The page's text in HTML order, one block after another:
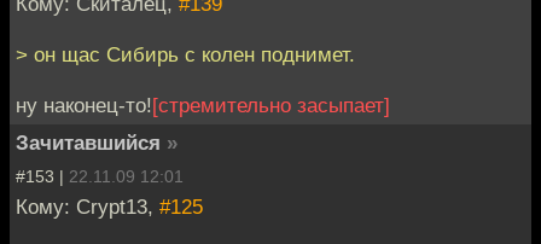
> он щас Сибирь с колен поднимет.
ну наконец-то![стремительно засыпает]
Зачитавшийся »
#153 | 22.11.09 12:01
Кому: Crypt13, #125